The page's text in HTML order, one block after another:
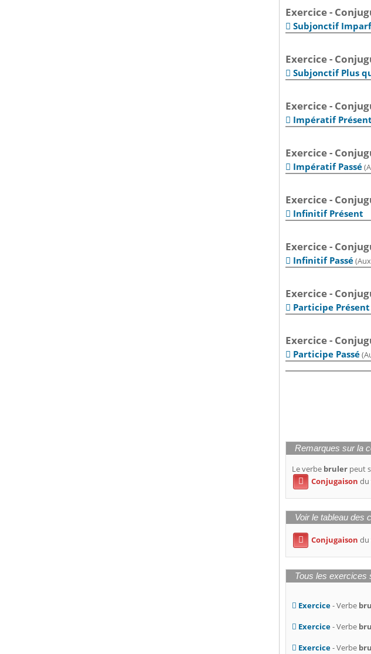
Exercice -
Subjonctif
Exercice -
Subjonctif Plus
Exercice -
 Impératif Présent
Exercice -
 Impératif Passé
Exercice -
 Infinitif Présent
Exercice -
 Infinitif Passé
Exercice -
 Participe Présent
Exercice -
 Participe Passé
Remarques sur la
Le verbe bruler peut
 Conjugaison
Voir le tableau des
 Conjugaison du
Tous les exercices
Exercice- Verbe
Exercice- Verbe
Exercice- Verbe